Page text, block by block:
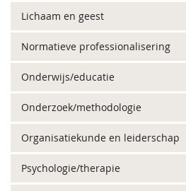
Lichaam en geest
Normatieve professionalisering
Onderwijs/educatie
Onderzoek/methodologie
Organisatiekunde en leiderschap
Psychologie/therapie